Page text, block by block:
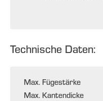
Technische Daten:
Max. Fügestärke
Max. Kantendicke